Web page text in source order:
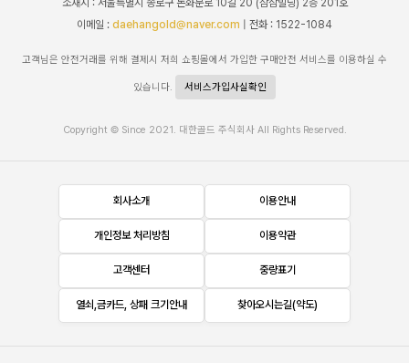
이메일 : daehangold@naver.com | 전화 : 1522-1084
고객님은 안전거래를 위해 결제시 저희 쇼핑몰에서 가입한 구매안전 서비스를 이용하실 수
있습니다. 서비스가입사실확인
Copyright © Since 2021. 대한골드 주식회사 All Rights Reserved.
회사소개 이용안내
개인정보 처리방침 이용약관
고객센터 중량표기
열쇠,금카드, 상패 크기안내 찾아오시는길(약도)